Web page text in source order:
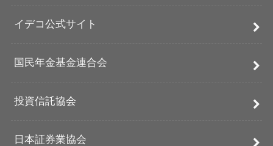
イデコ公式サイト
国民年金基金連合会
投資信託協会
日本証券業協会